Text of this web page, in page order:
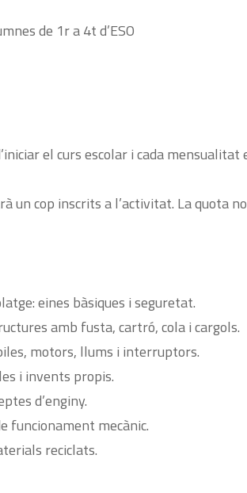
de 1r a 4t d’ESO
el curs escolar i cada mensualitat
un cop inscrits a l’activitat. La quota
eines bàsiques i seguretat.
amb fusta, cartró, cola i cargols.
motors, llums i interruptors.
i invents propis.
d’enginy.
funcionament mecànic.
reciclats.